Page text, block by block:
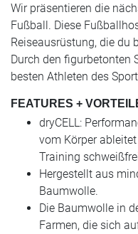
Wir präsentieren die
Fußball. Diese
Reiseausrüstung, die du
Durch den figurbetonten
besten Athleten des
FEATURES +
dryCELL:
vom Körper
Training
Hergestellt aus
Baumwolle.
Die Baumwolle in
Farmen, die sich